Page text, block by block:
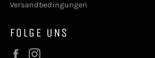
Versandbedingungen
FOLGE UNS
Facebook